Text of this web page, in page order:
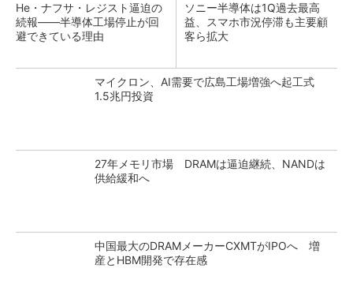
He・ナフサ・レジスト逼迫の
続報――半導体工場停止が回
避できている理由
ソニー半導体は1Q過去最高
益、スマホ市況停滞も主要顧
客ら拡大
マイクロン、AI需要で広島工場増強へ起工式
1.5兆円投資
27年メモリ市場 DRAMは逼迫継続、NANDは
供給緩和へ
中国最大のDRAMメーカーCXMTがIPOへ 増
産とHBM開発で存在感